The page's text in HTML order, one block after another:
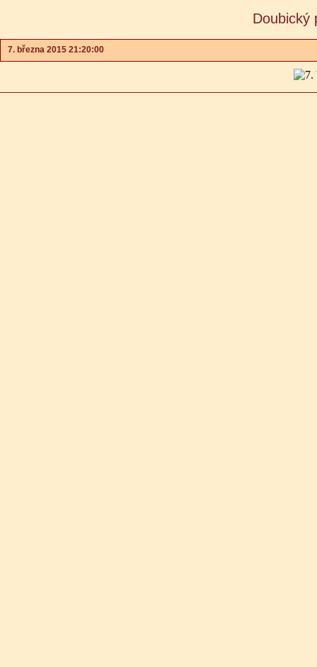
Doubický
7. března 2015 21:20:00